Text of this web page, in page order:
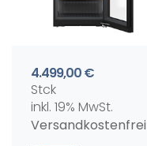
4.499,00 €
Stck
inkl. 19% MwSt.
Versandkostenfrei